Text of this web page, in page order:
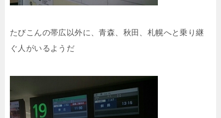
たびこんの帯広以外に、青森、秋田、札幌へと乗り継
ぐ人がいるようだ